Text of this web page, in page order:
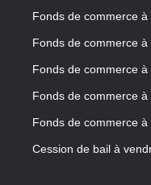
Fonds de commerce
Fonds de commerce
Fonds de commerce
Fonds de commerce
Fonds de commerce
Cession de bail à